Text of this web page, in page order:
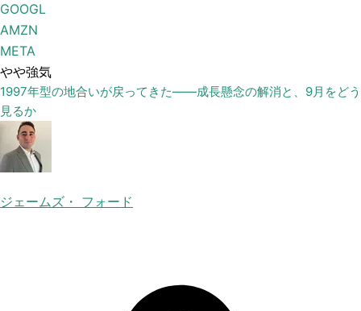
GOOGL
AMZN
META
やや強気
1997年型の地合いが戻ってきた——成長懸念の解消と、9月をどう
見るか
ジェームズ・ フォード